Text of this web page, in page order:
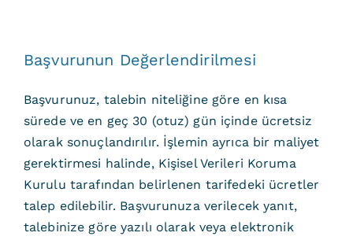
Başvurunun Değerlendirilmesi
Başvurunuz, talebin niteliğine göre en kısa
sürede ve en geç 30 (otuz) gün içinde ücretsiz
olarak sonuçlandırılır. İşlemin ayrıca bir maliyet
gerektirmesi halinde, Kişisel Verileri Koruma
Kurulu tarafından belirlenen tarifedeki ücretler
talep edilebilir. Başvurunuza verilecek yanıt,
talebinize göre yazılı olarak veya elektronik